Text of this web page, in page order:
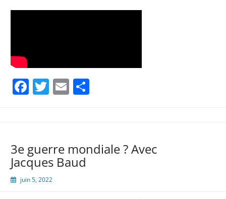
Facebook
Twitter
Email
3e guerre mondiale ? Avec
Jacques Baud
juin 5, 2022